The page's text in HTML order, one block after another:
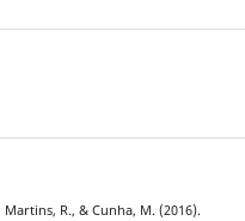
R., & Cunha, M. (2016).